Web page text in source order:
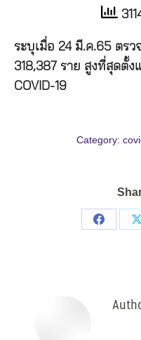
ระบุเมื่อ 24 มี.ค.65 ตรว
318,387 ราย สูงที่สุดตั้ง
COVID-19
Category:
Share